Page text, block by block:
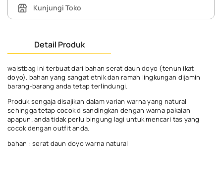
Kunjungi Toko
Detail Produk
waistbag ini terbuat dari bahan serat daun doyo (tenun ikat
doyo). bahan yang sangat etnik dan ramah lingkungan dijamin
barang-barang anda tetap terlindungi.
Produk sengaja disajikan dalam varian warna yang natural
sehingga tetap cocok disandingkan dengan warna pakaian
apapun. anda tidak perlu bingung lagi untuk mencari tas yang
cocok dengan outfit anda.
bahan : serat daun doyo warna natural